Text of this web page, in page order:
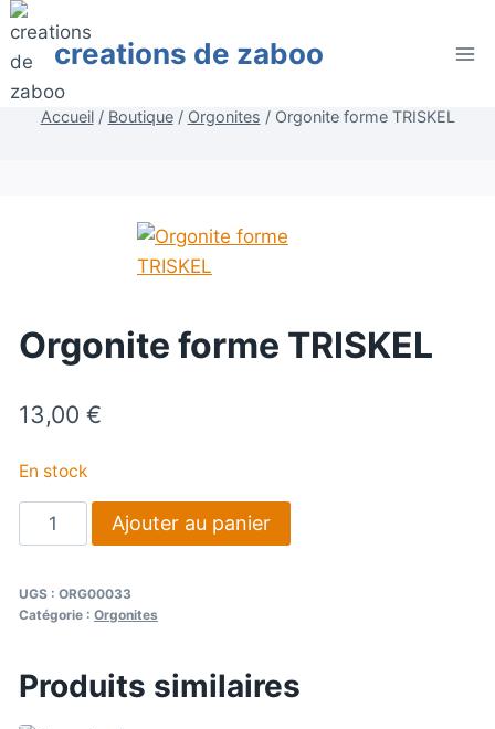
Aller
au
contenu
creations de zaboo
Accueil / Boutique / Orgonites / Orgonite forme TRISKEL
Orgonite forme TRISKEL
13,00 €
En stock
quantité
de
forme
Ajouter au panier
UGS : ORG00033
Catégorie : Orgonites
Produits similaires